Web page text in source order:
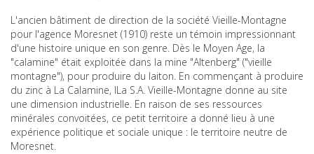
L'ancien bâtiment de direction de la société Vieille-Montagne
pour l'agence Moresnet (1910) reste un témoin impressionnant
d'une histoire unique en son genre. Dès le Moyen Age, la
"calamine" était exploitée dans la mine "Altenberg" ("vieille
montagne"), pour produire du laiton. En commençant à produire
du zinc à La Calamine, lLa S.A. Vieille-Montagne donne au site
une dimension industrielle. En raison de ses ressources
minérales convoitées, ce petit territoire a donné lieu à une
expérience politique et sociale unique : le territoire neutre de
Moresnet.